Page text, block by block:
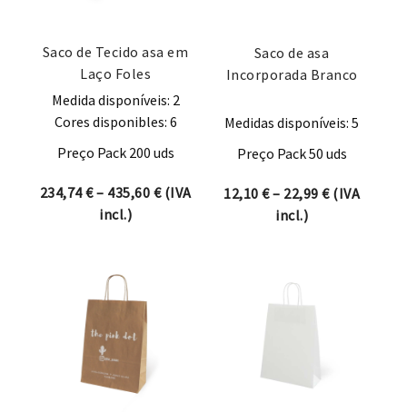
Saco de Tecido asa em
Laço Foles
Medida disponíveis: 2
Cores disponibles: 6
Preço Pack 200 uds
234,74€– 435,60 €Price range: 234,74 € through 435,60
(IVA
incl.)
Saco de asa
Incorporada Branco
Medidas disponíveis: 5
Preço Pack 50 uds
12,10 €– 22,99 €Price
(IVA
incl.)